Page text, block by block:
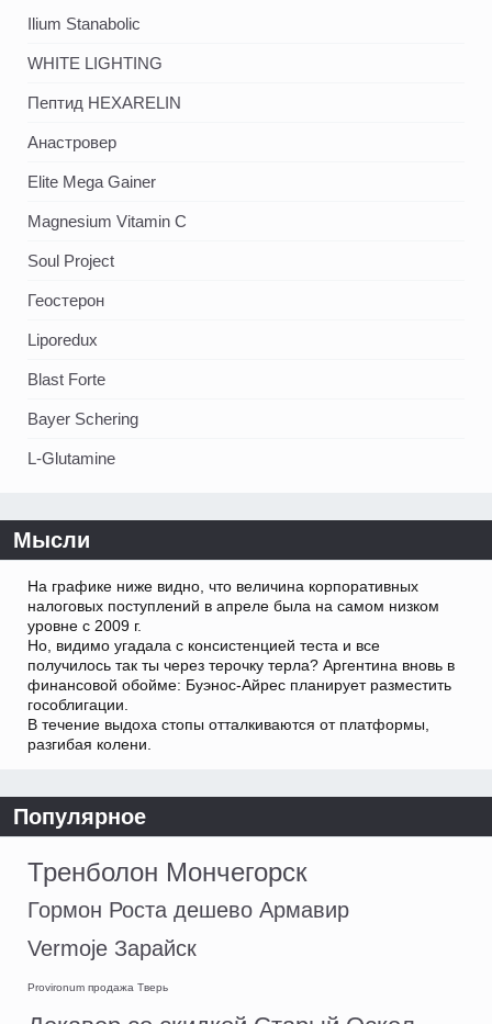
Ilium Stanabolic
WHITE LIGHTING
Пептид HEXARELIN
Анастровер
Elite Mega Gainer
Magnesium Vitamin C
Soul Project
Геостерон
Liporedux
Blast Forte
Bayer Schering
L-Glutamine
Мысли
На графике ниже видно, что величина корпоративных
налоговых поступлений в апреле была на самом низком
уровне с 2009 г.
Но, видимо угадала с консистенцией теста и все
получилось так ты через терочку терла? Аргентина вновь в
финансовой обойме: Буэнос-Айрес планирует разместить
гособлигации.
В течение выдоха стопы отталкиваются от платформы,
разгибая колени.
Популярное
Тренболон Мончегорск
Гормон Роста дешево Армавир
Vermoje Зарайск
Provironum продажа Тверь